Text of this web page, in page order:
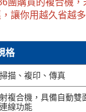
讓你用越久省越多
格
描、複印、傳真
複合機，具備自動雙
線功能